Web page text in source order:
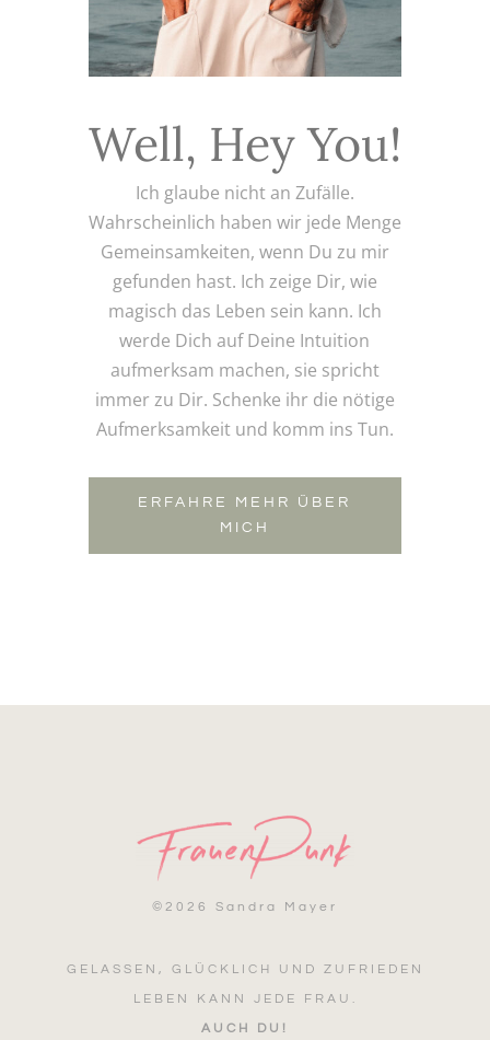
Well, Hey You!
Ich glaube nicht an Zufälle.
Wahrscheinlich haben wir jede Menge
Gemeinsamkeiten, wenn Du zu mir
gefunden hast. Ich zeige Dir, wie
magisch das Leben sein kann. Ich
werde Dich auf Deine Intuition
aufmerksam machen, sie spricht
immer zu Dir. Schenke ihr die nötige
Aufmerksamkeit und komm ins Tun.
ERFAHRE MEHR ÜBER
MICH
© 2026 Sandra Mayer
GELASSEN, GLÜCKLICH UND ZUFRIEDEN
LEBEN KANN JEDE FRAU.
AUCH DU!